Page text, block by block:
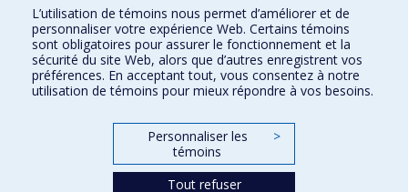
Plan du site
Signaler une erreur
Accessibilité
FACULTÉ DES ARTS ET DES SCIENCES
Nos départements et écoles
L’utilisation de témoins nous permet d’améliorer et de
personnaliser votre expérience Web. Certains témoins
sont obligatoires pour assurer le fonctionnement et la
sécurité du site Web, alors que d’autres enregistrent vos
préférences. En acceptant tout, vous consentez à notre
utilisation de témoins pour mieux répondre à vos besoins.
Personnaliser les
témoins
>
Tout refuser